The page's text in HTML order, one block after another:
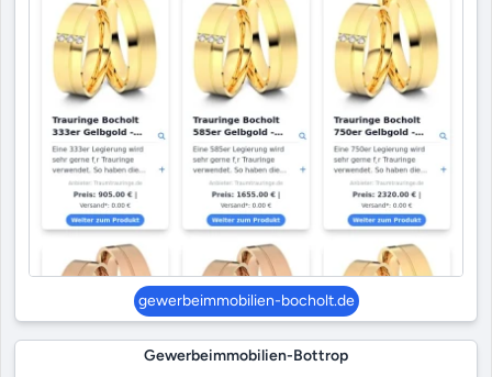
gewerbeimmobilien-bocholt.de
Gewerbeimmobilien-Bottrop